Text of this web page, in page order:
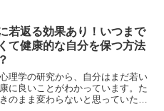
若返る効果あり！いつまで
て健康的な自分を保つ方法
理学の研究から、自分はまだ若い
に良いことがわかっています。た
のまま変わらないと思っていた